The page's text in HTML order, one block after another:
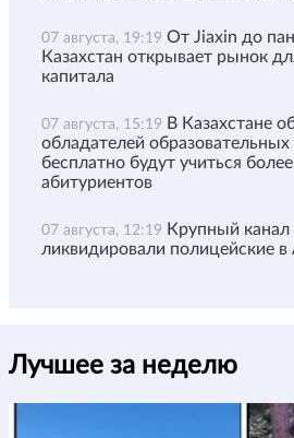
07 августа, 19:19 От Jiaxin до
Казахстан открывает рынок
капитала
07 августа, 15:19 В Казахстане
обладателей образовательных
бесплатно будут учиться
абитуриентов
07 августа, 12:19 Крупный канал
ликвидировали полицейские
Лучшее за неделю